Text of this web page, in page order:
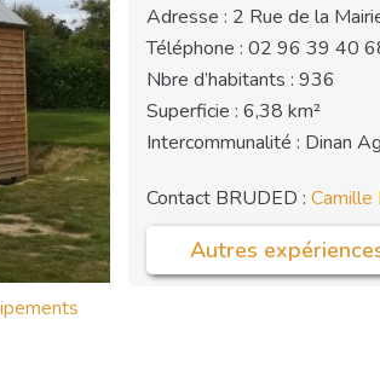
Adresse : 2 Rue de la
Téléphone : 02 96 39 40
Nbre d’habitants : 936
Superficie : 6,38 km²
Intercommunalité : Dinan
Contact BRUDED : Camille
Autres